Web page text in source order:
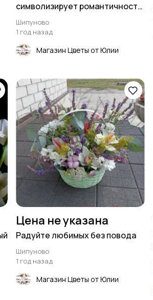
символизирует романтичность,
доброту и любовь 💝
Шипуново
1 год назад
Магазин Цветы от Юлии
Цена не указана
Радуйте любимых без повода
Шипуново
1 год назад
Магазин Цветы от Юлии